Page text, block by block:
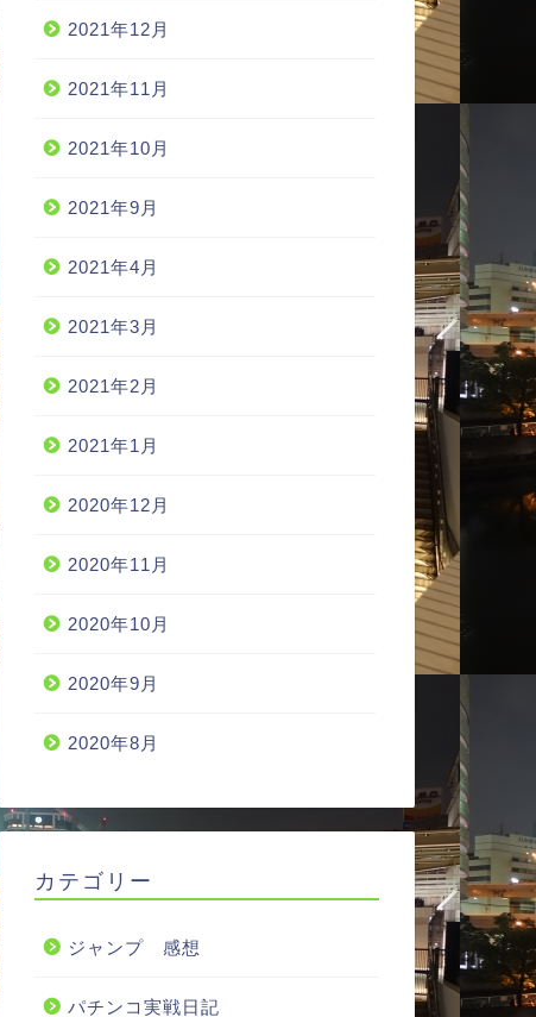
2021年12月
2021年11月
2021年10月
2021年9月
2021年4月
2021年3月
2021年2月
2021年1月
2020年12月
2020年11月
2020年10月
2020年9月
2020年8月
カテゴリー
ジャンプ 感想
パチンコ実戦日記